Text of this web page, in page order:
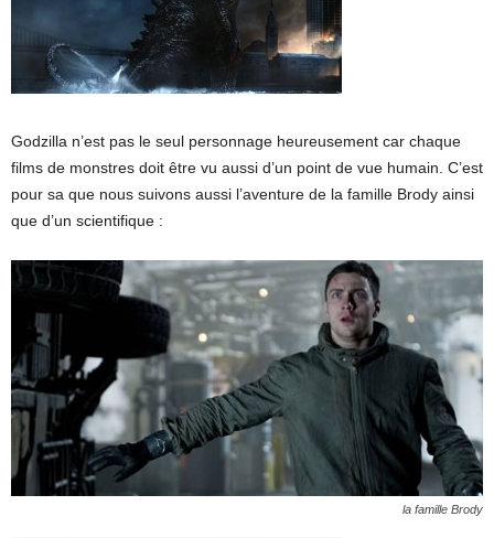
Godzilla n’est pas le seul personnage heureusement car chaque
films de monstres doit être vu aussi d’un point de vue humain. C’est
pour sa que nous suivons aussi l’aventure de la famille Brody ainsi
que d’un scientifique :
la famille Brody